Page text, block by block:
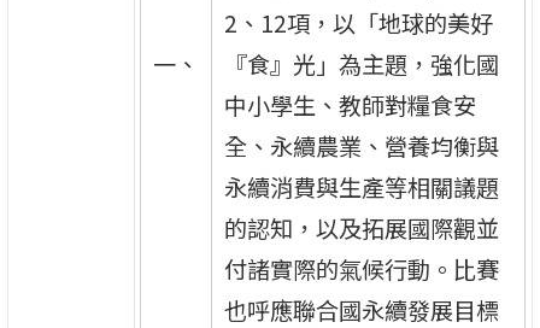
一、
2、12項，以「地球的美好
『食』光」為主題，強化國
中小學生、教師對糧食安
全、永續農業、營養均衡與
永續消費與生產等相關議題
的認知，以及拓展國際觀並
付諸實際的氣候行動。比賽
也呼應聯合國永續發展目標